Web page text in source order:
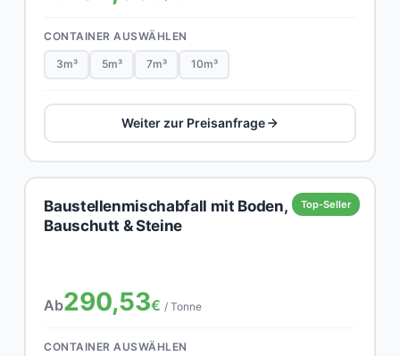
CONTAINER AUSWÄHLEN
3m³ 5m³ 7m³ 10m³
Weiter zur Preisanfrage
Top-Seller
Baustellenmischabfall mit Boden,
Bauschutt & Steine
Ab290,53€ / Tonne
CONTAINER AUSWÄHLEN